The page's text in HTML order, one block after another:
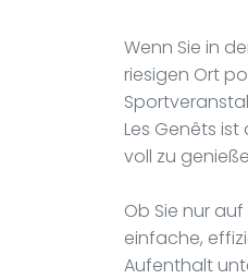
Wenn Sie in
riesigen Ort
Les Genêts
voll zu
Ob Sie nur
einfache,
Aufenthalt